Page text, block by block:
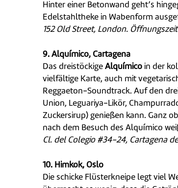
Hinter einer Betonwand geht’s
Edelstahltheke in Wabenform
152 Old Street, London.
9. Alquímico, Cartagena
Das dreistöckige Alquímico in der
vielfältige Karte, auch mit
Reggaeton-Soundtrack. Auf den
Union, Leguariya-Likör,
Zuckersirup) genießen kann. Ganz
nach dem Besuch des Alquímico
Cl. del Colegio #34-24, Cartagena
10. Himkok, Oslo
Die schicke Flüsterkneipe legt viel